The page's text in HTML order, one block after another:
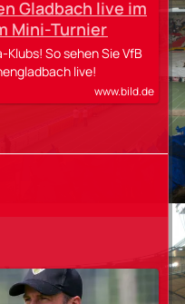
Gladbach live im
Mini-Turnier
So sehen Sie VfB
live!
www.bild.de